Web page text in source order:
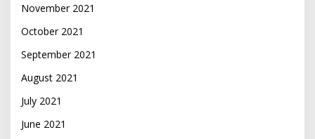
November 2021
October 2021
September 2021
August 2021
July 2021
June 2021